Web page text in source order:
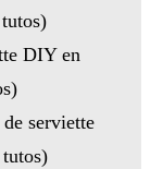
DIY en
serviette